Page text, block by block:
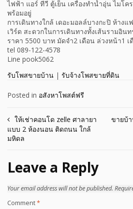
ไฟฟ้า แอร์ ทีวี ตู้เย็น เครื่องทำน้ำอุ่น ไมโค
พร้อมอยู่
การเดินทางใกล้ เดอะมอลล์บางกะปิ ห้าง
เวิร์ด สะดวกในการเดินทางทั้งเส้นรามอิน
ราคา 5500 บาท มัดจำ2 เดือน ล่วงหน้า1
tel 089-122-4578
Line pook5062
รับโพสขายบ้าน | รับจ้างโพสขายที่ดิน
Posted in อสังหาโพสต์ฟรี
Post
navigation
ให้เช่าคอนโด zelle ศาลายา
แบบ 2 ห้องนอน ติดถนน ใกล้
มหิดล
ขายบ้
Leave a Reply
Your email address will not be published.
Comment*